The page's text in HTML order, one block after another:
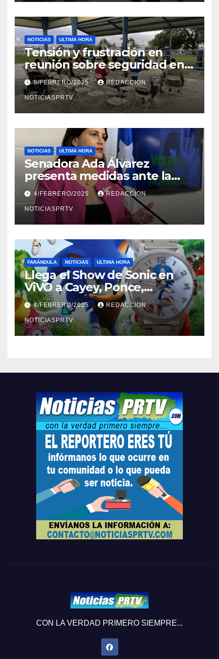
NOTICIAS ULTIMA HORA
Tensión y frustración en
reunión sobre seguridad en
Reparto Metropolitano
5/FEBRERO/2025 REDACCION
NOTICIASPRTV
NOTICIAS ULTIMA HORA
Senadora Ada Álvarez
presenta medidas ante la
violencia en el noviazgo
4/FEBRERO/2025 REDACCION
NOTICIASPRTV
FARÁNDULA NOTICIAS ULTIMA HORA
Llega el Show de Sonic en
ViVO a Cayey, Ponce,
Barceloneta y Humacao,
Relojes gratis para el que
compre ahora….
4/FEBRERO/2025 REDACCION
NOTICIASPRTV
CON LA VERDAD PRIMERO SIEMPRE...